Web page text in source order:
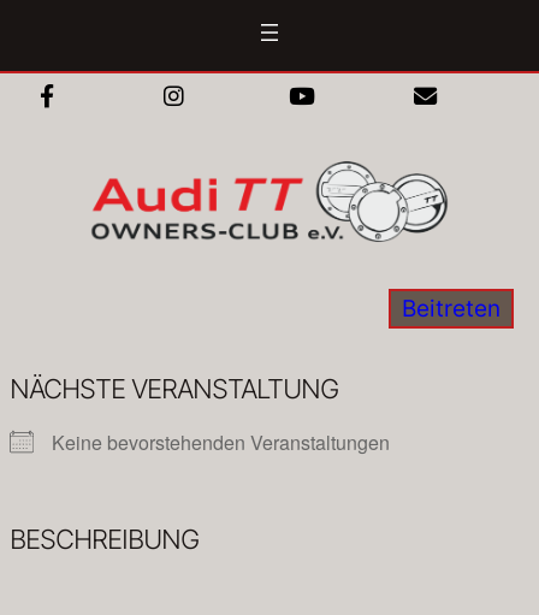
springen
Beitreten
NÄCHSTE VERANSTALTUNG
Keine bevorstehenden Veranstaltungen
BESCHREIBUNG